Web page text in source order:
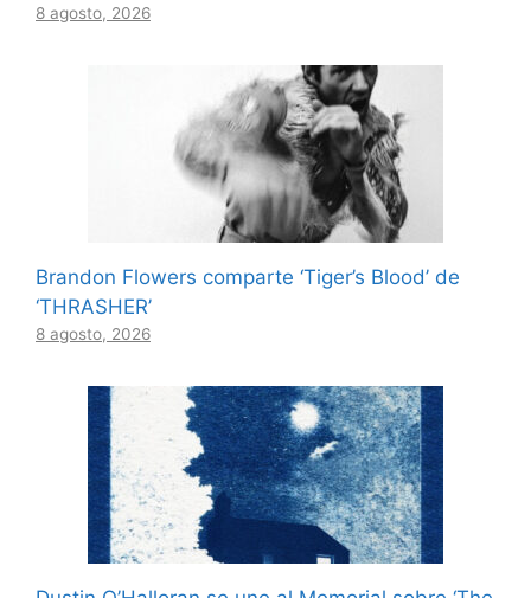
8 agosto, 2026
Brandon Flowers comparte ‘Tiger’s Blood’ de
‘THRASHER’
8 agosto, 2026